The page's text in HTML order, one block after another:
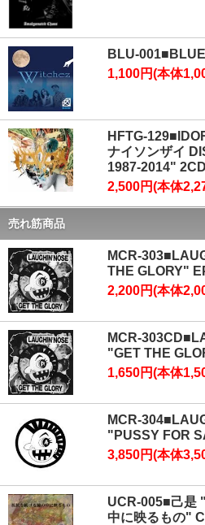
BLU-
1,100円(本体
HFTG-
ナイソンザイ
1987-2014"
2,500円(本体
売れ筋商品
MCR-
THE GLORY"
2,200円(本体
MCR-
"GET THE
1,650円(本体
MCR-
"PUSSY FOR
3,850円(本体
UCR-005■己是
中に映るもの"